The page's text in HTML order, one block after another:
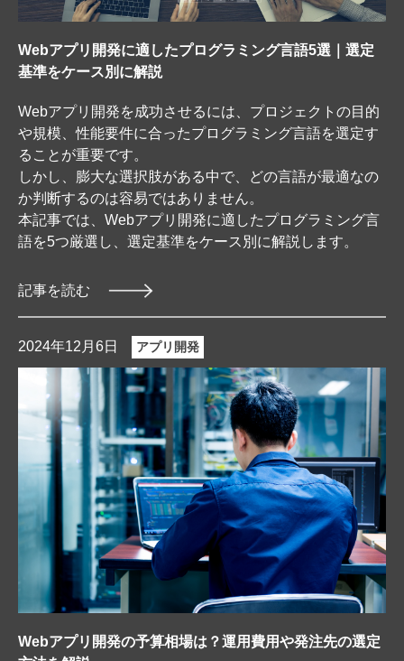
Webアプリ開発に適したプログラミング言語5選｜選定
基準をケース別に解説
Webアプリ開発を成功させるには、プロジェクトの目的
や規模、性能要件に合ったプログラミング言語を選定す
ることが重要です。
しかし、膨大な選択肢がある中で、どの言語が最適なの
か判断するのは容易ではありません。
本記事では、Webアプリ開発に適したプログラミング言
語を5つ厳選し、選定基準をケース別に解説します。
記事を読む
2024年12月6日 アプリ開発
Webアプリ開発の予算相場は？運用費用や発注先の選定